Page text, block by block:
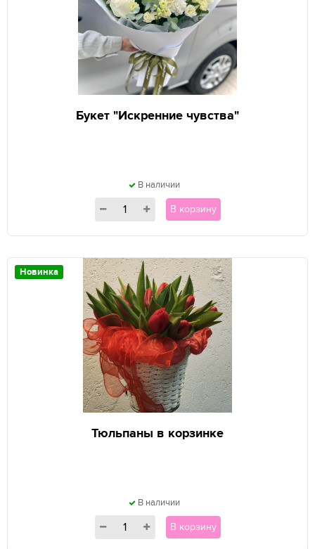
Букет "Искренние чувства"
В наличии
В корзину
Новинка
Тюльпаны в корзинке
В наличии
В корзину